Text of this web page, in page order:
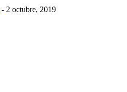
- 2 octubre, 2019